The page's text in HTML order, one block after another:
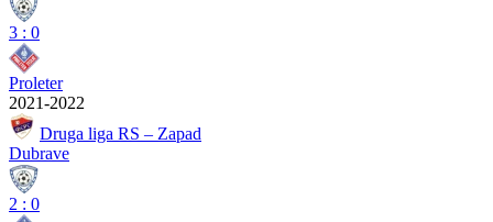
3 : 0
Proleter
2021-2022
Druga liga RS – Zapad
Dubrave
2 : 0